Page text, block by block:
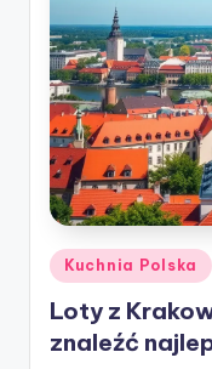
Posted
in
Kuchnia Polska
Loty z
znaleźć